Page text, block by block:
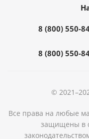
8 (800) 550-
8 (800) 550-
©
Все права на любые
защищены в